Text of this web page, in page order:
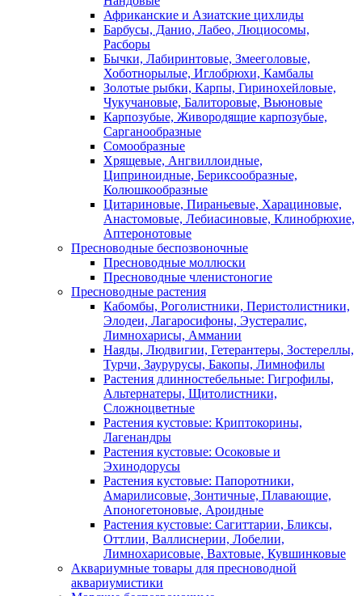
Африканские и Азиатские цихлиды
Барбусы, Данио, Лабео, Люциосомы,
Расборы
Бычки, Лабиринтовые, Змееголовые,
Хоботнорылые, Иглобрюхи, Камбалы
Золотые рыбки, Карпы, Гиринохейловые,
Чукучановые, Балиторовые, Вьюновые
Карпозубые, Живородящие карпозубые,
Сарганообразные
Сомообразные
Хрящевые, Ангвиллоидные,
Циприноидные, Бериксообразные,
Колюшкообразные
Цитариновые, Пираньевые, Харациновые,
Анастомовые, Лебиасиновые, Клинобрюхие,
Аптеронотовые
Пресноводные беспозвоночные
Пресноводные моллюски
Пресноводные членистоногие
Пресноводные растения
Кабомбы, Роголистники, Перистолистники,
Элодеи, Лагаросифоны, Эустералис,
Лимнохарисы, Аммании
Наяды, Людвигии, Гетерантеры, Зостереллы,
Турчи, Заурурусы, Бакопы, Лимнофилы
Растения длинностебельные: Гигрофилы,
Альтернатеры, Щитолистники,
Сложноцветные
Растения кустовые: Криптокорины,
Лагенандры
Растения кустовые: Осоковые и
Эхинодорусы
Растения кустовые: Папоротники,
Амарилисовые, Зонтичные, Плавающие,
Апоногетоновые, Ароидные
Растения кустовые: Сагиттарии, Бликсы,
Оттлии, Валлиснерии, Лобелии,
Лимнохарисовые, Вахтовые, Кувшинковые
Аквариумные товары для пресноводной
аквариумистики